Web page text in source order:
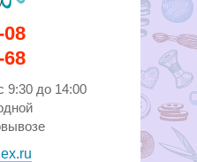
08
68
9:30 до 14:00
для